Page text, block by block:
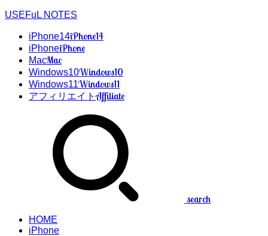
USEFuL NOTES
iPhone14iPhone14
iPhoneiPhone
MacMac
Windows10Windows10
Windows11Windows11
アフィリエイトAffiliate
search
HOME
iPhone